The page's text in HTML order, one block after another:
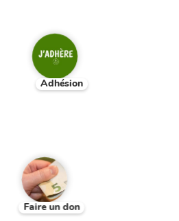
Adhésion
Faire un don